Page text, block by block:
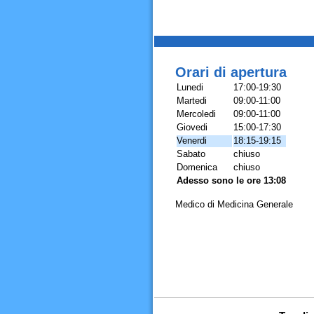
Orari di apertura
Lunedi
17:00-19:30
Martedi
09:00-11:00
Mercoledi
09:00-11:00
Giovedi
15:00-17:30
Venerdi
18:15-19:15
Sabato
chiuso
Domenica
chiuso
Adesso sono le ore 13:08
Medico di Medicina Generale